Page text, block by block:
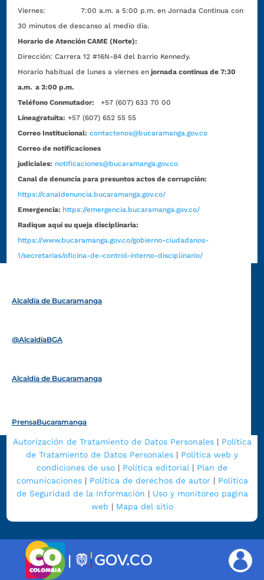
Viernes: 7:00 a.m. a 5:00 p.m. en Jornada Continua con
30 minutos de descanso al medio día.
Horario de Atención CAME (Norte):
Dirección:Carrera 12 #16N-84 del barrio Kennedy.
Horario habitual de lunes a viernes en jornada continua de 7:30
a.m. a 3:00 p.m.
Teléfono Conmutador:
+57 (607) 633 70 00
Líneagratuita: +57 (607) 652 55 55
Correo Institucional: contactenos@bucaramanga.gov.co
Correo de notificaciones
judiciales: notificaciones@bucaramanga.gov.co
Canal de denuncia para presuntos actos de corrupción:
https://canaldenuncia.bucaramanga.gov.co/
Emergencia: https://emergencia.bucaramanga.gov.co/
Radique aquí su queja disciplinaria:
https://www.bucaramanga.gov.co/gobierno-ciudadanos-
1/secretarias/oficina-de-control-interno-disciplinario/
Alcaldía de Bucaramanga
@AlcaldíaBGA
Alcaldía de Bucaramanga
PrensaBucaramanga
Autorización de Tratamiento de Datos Personales| Política
de Tratamiento de Datos Personales | Política web y
condiciones de uso | Política editorial | Plan de
comunicaciones| Política de derechos de autor| Política
de Seguridad de la Información | Uso y monitoreo pagina
web | Mapa del sitio
|